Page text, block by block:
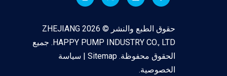
حقوق الطبع والنشر © 2026
ZHEJIANG
HAPPY PUMP INDUSTRY CO., LTD. جميع
الحقوق محفوظة. Sitemap
سياسة
الخصوصية.